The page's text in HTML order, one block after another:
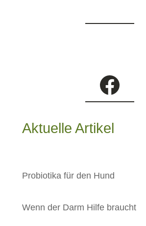
Aktuelle Artikel
Probiotika für den Hund
Wenn der Darm Hilfe braucht